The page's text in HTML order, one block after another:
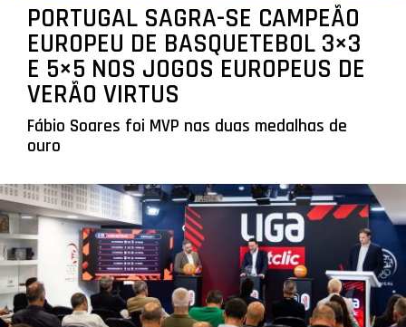
PORTUGAL SAGRA-SE CAMPEÃO
EUROPEU DE BASQUETEBOL 3×3
E 5×5 NOS JOGOS EUROPEUS DE
VERÃO VIRTUS
Fábio Soares foi MVP nas duas medalhas de
ouro